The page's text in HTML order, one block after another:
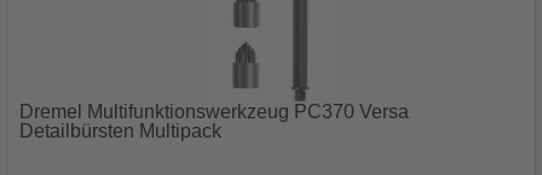
Dremel Multifunktionswerkzeug PC370 Versa
Detailbürsten Multipack